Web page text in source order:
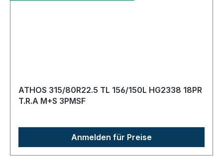
ATHOS 315/80R22.5 TL 156/150L HG2338 18PR
T.R.A M+S 3PMSF
Anmelden für Preise